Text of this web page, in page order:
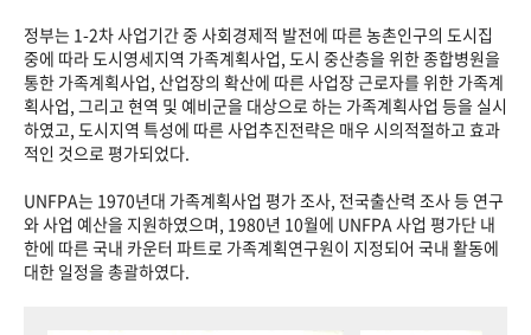
정부는 1-2차 사업기간 중 사회경제적 발전에 따른 농촌인구의 도시집
중에 따라 도시영세지역 가족계획사업, 도시 중산층을 위한 종합병원을
통한 가족계획사업, 산업장의 확산에 따른 사업장 근로자를 위한 가족계
획사업, 그리고 현역 및 예비군을 대상으로 하는 가족계획사업 등을 실시
하였고, 도시지역 특성에 따른 사업추진전략은 매우 시의적절하고 효과
적인 것으로 평가되었다.
UNFPA는 1970년대 가족계획사업 평가 조사, 전국출산력 조사 등 연구
와 사업 예산을 지원하였으며, 1980년 10월에 UNFPA 사업 평가단 내
한에 따른 국내 카운터 파트로 가족계획연구원이 지정되어 국내 활동에
대한 일정을 총괄하였다.